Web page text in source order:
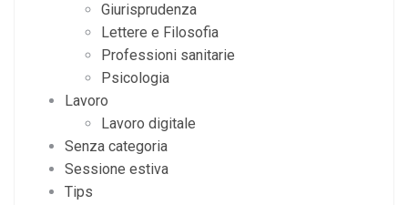
Giurisprudenza
Lettere e Filosofia
Professioni sanitarie
Psicologia
Lavoro
Lavoro digitale
Senza categoria
Sessione estiva
Tips